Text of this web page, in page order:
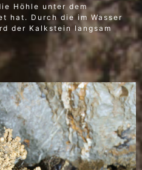
Höhle unter dem
hat. Durch die im Wasser
der Kalkstein langsam